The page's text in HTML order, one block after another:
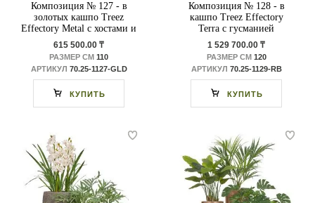
Композиция № 127 - в
золотых кашпо Treez
Effectory Metal с хостами и
филодендроном
615 500.00 ₸
РАЗМЕР СМ 110
АРТИКУЛ 70.25-1127-GLD
КУПИТЬ
Композиция № 128 - в
кашпо Treez Effectory
Terra с гусманией
1 529 700.00 ₸
РАЗМЕР СМ 120
АРТИКУЛ 70.25-1129-RB
КУПИТЬ